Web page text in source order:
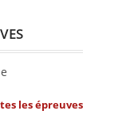
les épreuves